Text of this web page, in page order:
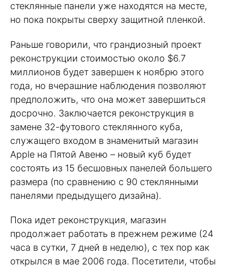
стеклянные панели уже находятся на месте,
но пока покрыты сверху защитной пленкой.
Раньше говорили, что грандиозный проект
реконструкции стоимостью около $6.7
миллионов будет завершен к ноябрю этого
года, но вчерашние наблюдения позволяют
предположить, что она может завершиться
досрочно. Заключается реконструкция в
замене 32-футового стеклянного куба,
служащего входом в знаменитый магазин
Apple на Пятой Авеню – новый куб будет
состоять из 15 бесшовных панелей большего
размера (по сравнению с 90 стеклянными
панелями предыдущего дизайна).
Пока идет реконструкция, магазин
продолжает работать в прежнем режиме (24
часа в сутки, 7 дней в неделю), с тех пор как
открылся в мае 2006 года. Посетители, чтобы